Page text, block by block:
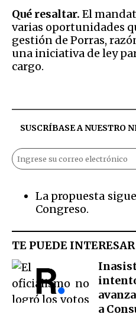
Qué resaltar. El
varias oportunidades
gestión de Porras,
una iniciativa de ley
cargo.
SUSCRÍBASE A NUESTRO
La propuesta
Congreso.
TE PUEDE INTERESAR
a